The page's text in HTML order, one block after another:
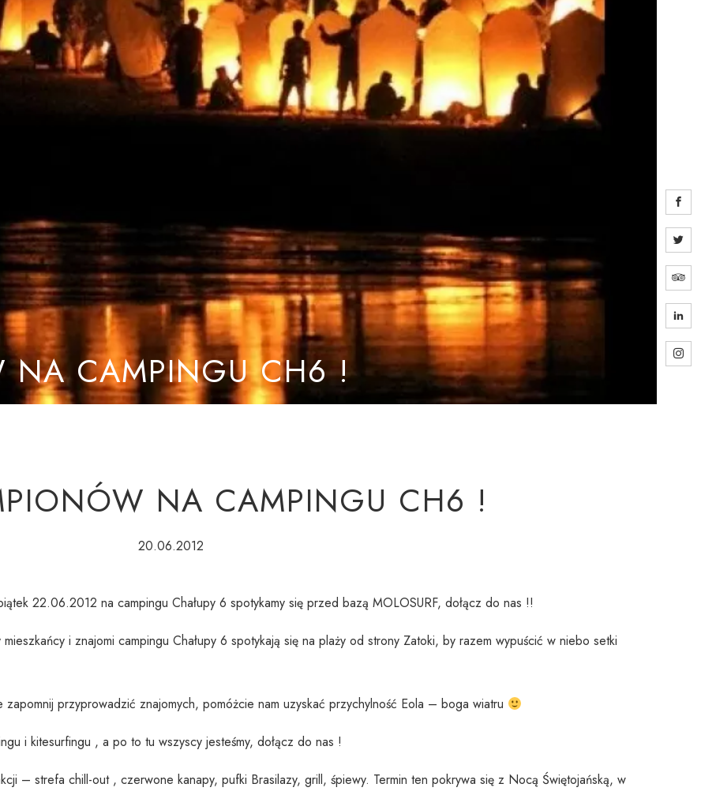
NA CAMPINGU CH6 !
NA CAMPINGU CH6 !
20.06.2012
22.06.2012 na campingu Chałupy 6 spotykamy się przed bazą MOLOSURF, dołącz do nas !!
i znajomi campingu Chałupy 6 spotykają się na plaży od strony Zatoki, by razem wypuścić w niebo setki
przyprowadzić znajomych, pomóżcie nam uzyskać przychylność Eola – boga wiatru
i kitesurfingu , a po to tu wszyscy jesteśmy, dołącz do nas !
– strefa chill-out , czerwone kanapy, pufki Brasilazy, grill, śpiewy. Termin ten pokrywa się z Nocą Świętojańską, w